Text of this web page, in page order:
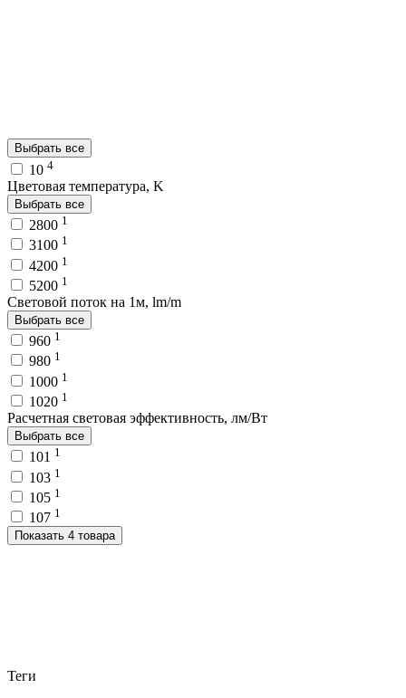
Выбрать все
10 4
Цветовая температура, K
Выбрать все
2800 1
3100 1
4200 1
5200 1
Световой поток на 1м, lm/m
Выбрать все
960 1
980 1
1000 1
1020 1
Расчетная световая эффективность, лм/Вт
Выбрать все
101 1
103 1
105 1
107 1
Показать 4 товара
Теги